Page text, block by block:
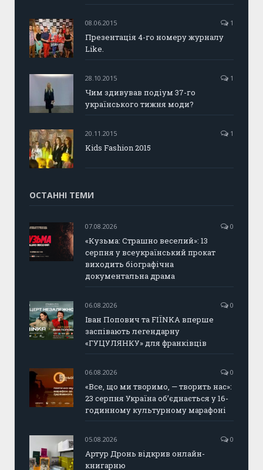
08.06.2015 1
Презентація 4-го номеру журналу
Like.
28.10.2015 1
Чим здивував подіум 37-го
українського тижня моди?
20.11.2015 1
Kids Fashion 2015
ОСТАННІ ТЕМИ
07.08.2026 0
«Кузьма: Страшно веселий»: 13
серпня у всеукраїнський прокат
виходить біографічна
документальна драма
06.08.2026 0
Іван Попович та FIÏNKA вперше
заспівають легендарну
«ГУЦУЛЯНКУ» для франківців
06.08.2026 0
«Все, що ми творимо, — творить нас»:
23 серпня Україна об’єднається у 16-
годинному культурному марафоні
05.08.2026 0
Артур Дронь відкрив онлайн-
книгарню